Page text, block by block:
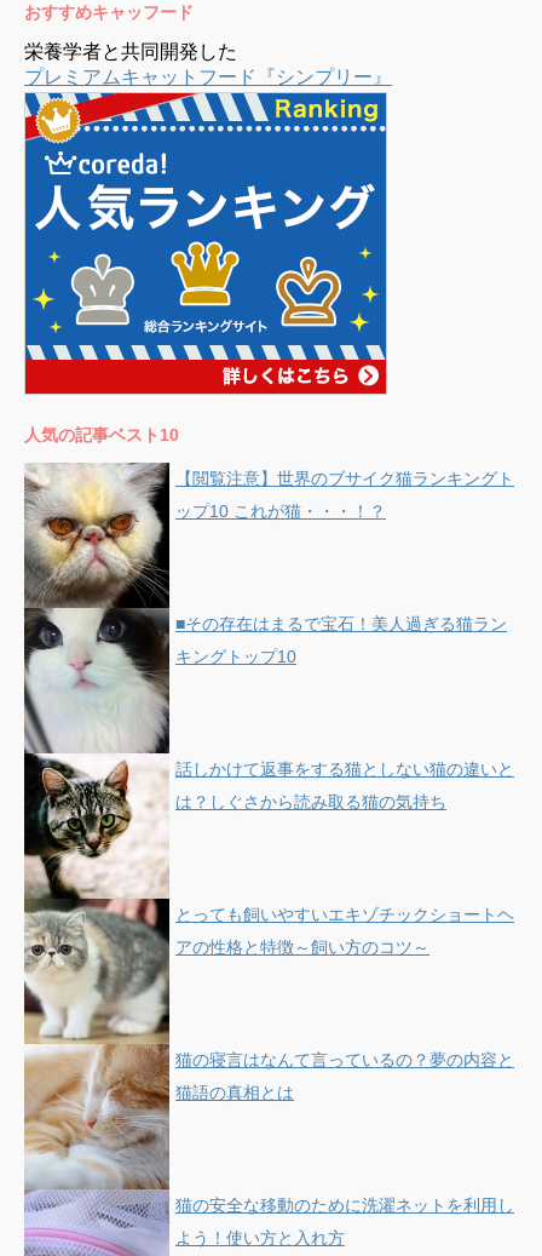
おすすめキャッフード
栄養学者と共同開発した
プレミアムキャットフード『シンプリー』
人気の記事ベスト10
【閲覧注意】世界のブサイク猫ランキングト
ップ10 これが猫・・・！？
■その存在はまるで宝石！美人過ぎる猫ラン
キングトップ10
話しかけて返事をする猫としない猫の違いと
は？しぐさから読み取る猫の気持ち
とっても飼いやすいエキゾチックショートヘ
アの性格と特徴～飼い方のコツ～
猫の寝言はなんて言っているの？夢の内容と
猫語の真相とは
猫の安全な移動のために洗濯ネットを利用し
よう！使い方と入れ方